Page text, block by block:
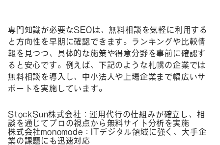
専門知識が必要なSEOは、無料相談を気軽に利用する
と方向性を早期に確認できます。ランキングや比較情
報を見つつ、具体的な施策や得意分野を事前に確認す
ると安心です。例えば、下記のような札幌の企業では
無料相談を導入し、中小法人や上場企業まで幅広いサ
ポートを実施しています。
StockSun株式会社：運用代行の仕組みが確立し、相
談を通じてプロの視点から無料サイト分析を実施
株式会社monomode：ITデジタル領域に強く、大手企
業の課題にも迅速対応